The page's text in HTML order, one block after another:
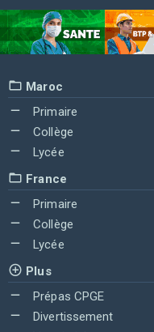
Maroc
Primaire
Collège
Lycée
France
Primaire
Collège
Lycée
Plus
Prépas CPGE
Divertissement